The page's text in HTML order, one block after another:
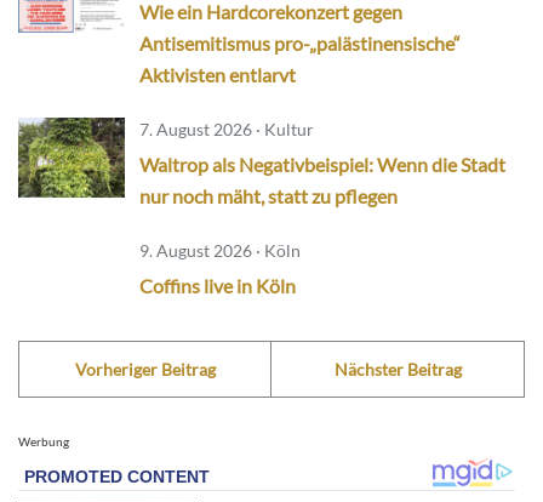
Wie ein Hardcorekonzert gegen
Antisemitismus pro-„palästinensische“
Aktivisten entlarvt
7. August 2026 · Kultur
Waltrop als Negativbeispiel: Wenn die Stadt
nur noch mäht, statt zu pflegen
9. August 2026 · Köln
Coffins live in Köln
Vorheriger Beitrag Nächster Beitrag
Werbung